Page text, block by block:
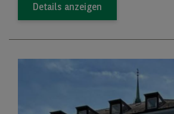
Details anzeigen